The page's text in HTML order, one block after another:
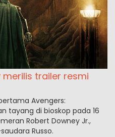
trailer resmi
Avengers:
tayang di bioskop pada 16
Robert Downey Jr.,
Russo.